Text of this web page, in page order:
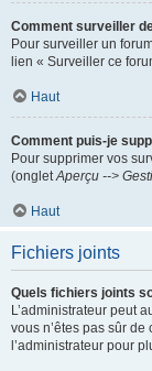
Comment surveiller
Pour surveiller un
lien « Surveiller ce
Haut
Comment puis-je
Pour supprimer vos
(ongletAperçu -->
Haut
Fichiers joints
Quels fichiers joints
L’administrateur peut
vous n’êtes pas sûr
l’administrateur pour